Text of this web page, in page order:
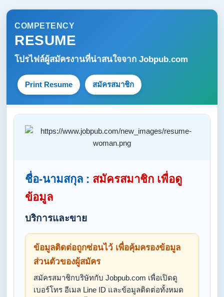
COMPETENCY
RESUME
โปรไฟล์ผู้สมัครงานที่น่าสนใจจาก Jobpub.com
Print Resume สมัครสมาชิก
ชื่อ-นามสกุล : สมัครสมาชิก เพื่อดู
ข้อมูล
บริการและขาย
ข้อมูลติดต่อถูกซ่อนไว้ เพื่อคุ้มครองข้อมูล
ส่วนตัวของผู้สมัคร
สมัครสมาชิกบริษัทกับ Jobpub.com เพื่อเปิดดู
เบอร์โทร อีเมล Line ID และข้อมูลติดต่อทั้งหมด